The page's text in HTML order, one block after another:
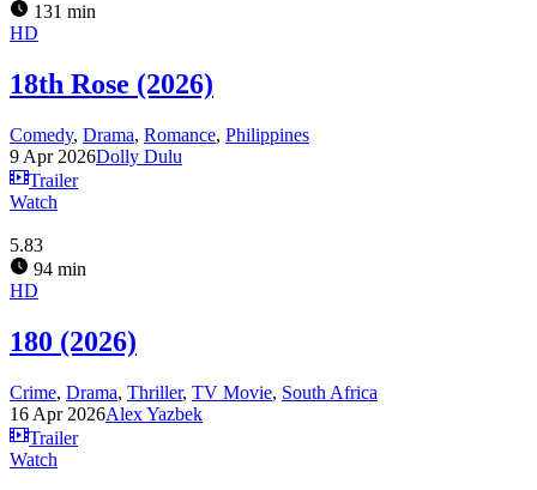
131 min
HD
18th Rose (2026)
Comedy, Drama, Romance, Philippines
9 Apr 2026Dolly Dulu
Trailer
Watch
5.83
94 min
HD
180 (2026)
Crime, Drama, Thriller, TV Movie, South Africa
16 Apr 2026Alex Yazbek
Trailer
Watch